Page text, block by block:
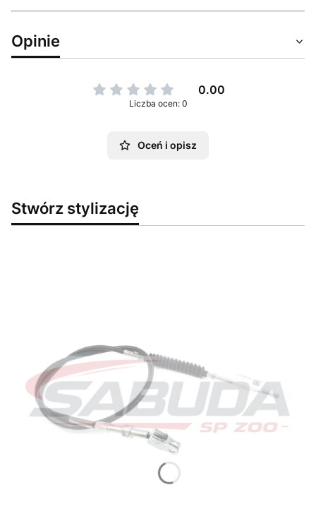
Opinie
0.00
Liczba ocen: 0
Oceń i opisz
Stwórz stylizację